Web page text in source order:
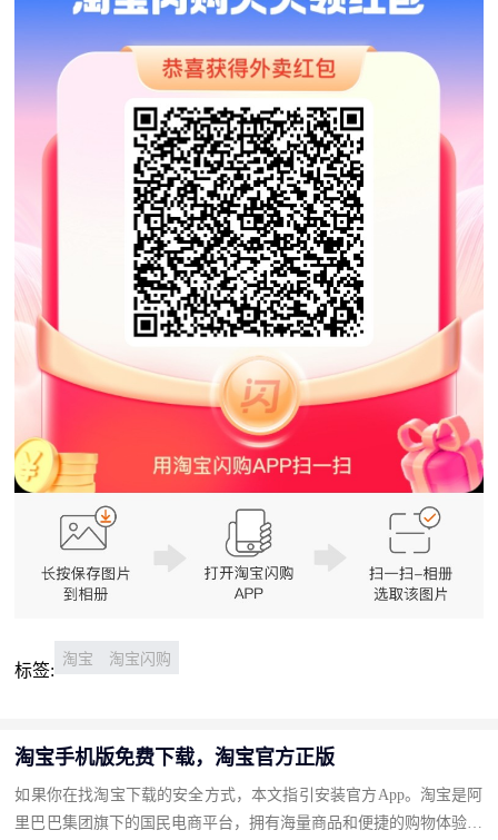
标签:
淘宝 淘宝闪购
淘宝手机版免费下载，淘宝官方正版
如果你在找淘宝下载的安全方式，本文指引安装官方App。淘宝是阿
里巴巴集团旗下的国民电商平台，拥有海量商品和便捷的购物体验。